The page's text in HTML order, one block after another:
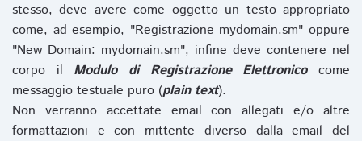
stesso, deve avere come oggetto un testo appropriato
come, ad esempio, "Registrazione mydomain.sm" oppure
"New Domain: mydomain.sm", infine deve contenere nel
corpo il Modulo di Registrazione Elettronicocome
messaggio testuale puro (plain text).
Non verranno accettate email con allegati e/o altre
formattazioni e con mittente diverso dalla email del